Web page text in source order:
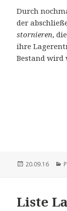
Durch
der
stornieren,
ihre
Bestand wird
Veröffentlicht
20.09.16
Liste